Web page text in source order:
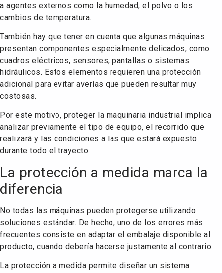
a agentes externos como la humedad, el polvo o los
cambios de temperatura.
También hay que tener en cuenta que algunas máquinas
presentan componentes especialmente delicados, como
cuadros eléctricos, sensores, pantallas o sistemas
hidráulicos. Estos elementos requieren una protección
adicional para evitar averías que pueden resultar muy
costosas.
Por este motivo, proteger la maquinaria industrial implica
analizar previamente el tipo de equipo, el recorrido que
realizará y las condiciones a las que estará expuesto
durante todo el trayecto.
La protección a medida marca la
diferencia
No todas las máquinas pueden protegerse utilizando
soluciones estándar. De hecho, uno de los errores más
frecuentes consiste en adaptar el embalaje disponible al
producto, cuando debería hacerse justamente al contrario.
La protección a medida permite diseñar un sistema